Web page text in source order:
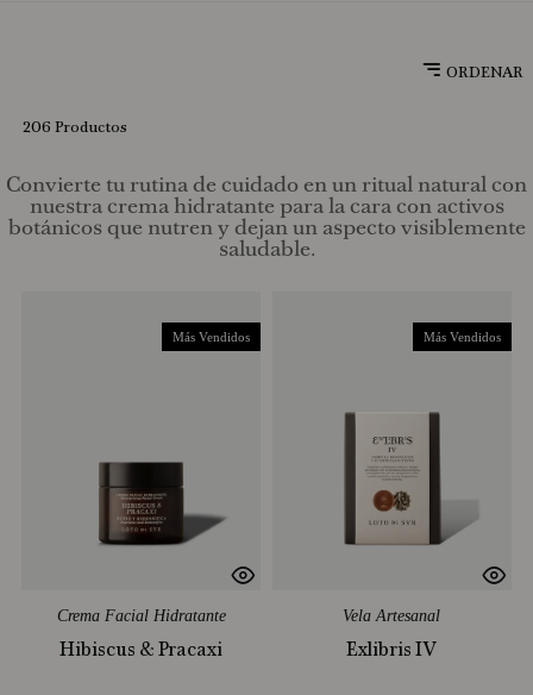
206 Productos
Convierte tu rutina de cuidado en un ritual natural con
nuestra crema hidratante para la cara con activos
botánicos que nutren y dejan un aspecto visiblemente
saludable.
Más Vendidos
Crema Facial Hidratante
Hibiscus & Pracaxi
Más Vendidos
Vela Artesanal
Exlibris IV